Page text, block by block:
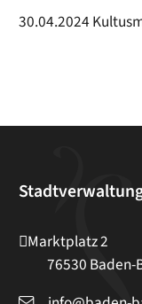
30.04.2024
Marktplatz 2
76530 Baden-